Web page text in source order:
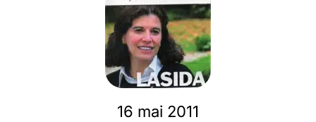
16 mai 2011